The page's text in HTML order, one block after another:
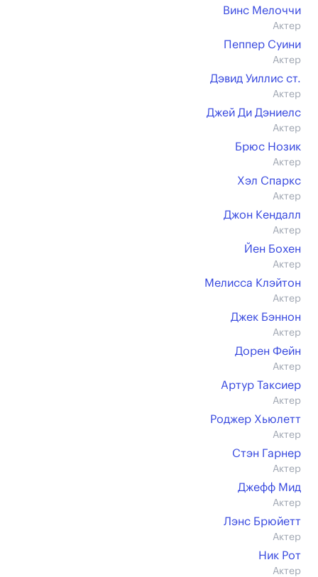
Винс Мелоччи
Актер
Пеппер Суини
Актер
Дэвид Уиллис ст.
Актер
Джей Ди Дэниелс
Актер
Брюс Нозик
Актер
Хэл Спаркс
Актер
Джон Кендалл
Актер
Йен Бохен
Актер
Мелисса Клэйтон
Актер
Джек Бэннон
Актер
Дорен Фейн
Актер
Артур Таксиер
Актер
Роджер Хьюлетт
Актер
Стэн Гарнер
Актер
Джефф Мид
Актер
Лэнс Брюйетт
Актер
Ник Рот
Актер